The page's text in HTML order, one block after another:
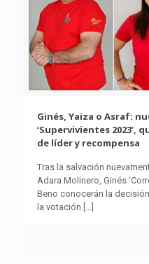
Ginés, Yaiza o Asraf:
‘Supervivientes 2023’,
de líder y recompensa
Tras la salvación
Adara Molinero, Ginés
Beno conocerán la
la votación […]